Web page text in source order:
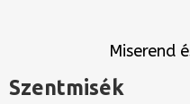
Miserend
Szentmisék